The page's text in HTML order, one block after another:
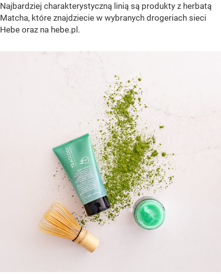
Najbardziej charakterystyczną linią są produkty z herbatą
Matcha, które znajdziecie w wybranych drogeriach sieci
Hebe oraz na hebe.pl.